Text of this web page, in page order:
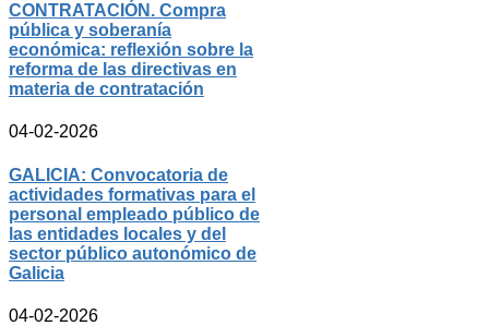
CONTRATACIÓN. Compra
pública y soberanía
económica: reflexión sobre la
reforma de las directivas en
materia de contratación
04-02-2026
GALICIA: Convocatoria de
actividades formativas para el
personal empleado público de
las entidades locales y del
sector público autonómico de
Galicia
04-02-2026